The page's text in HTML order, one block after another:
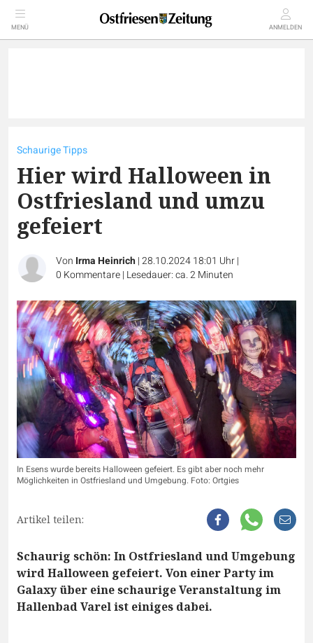
MENÜ ANMELDEN
Schaurige Tipps
Hier wird Halloween in
Ostfriesland und umzu
gefeiert
Von Irma Heinrich|28.10.2024 18:01 Uhr|
0 Kommentare| Lesedauer: ca. 2 Minuten
In Esens wurde bereits Halloween gefeiert. Es gibt aber noch mehr
Möglichkeiten in Ostfriesland und Umgebung. Foto: Ortgies
Artikel teilen:
Schaurig schön: In Ostfriesland und Umgebung
wird Halloween gefeiert. Von einer Party im
Galaxy über eine schaurige Veranstaltung im
Hallenbad Varel ist einiges dabei.